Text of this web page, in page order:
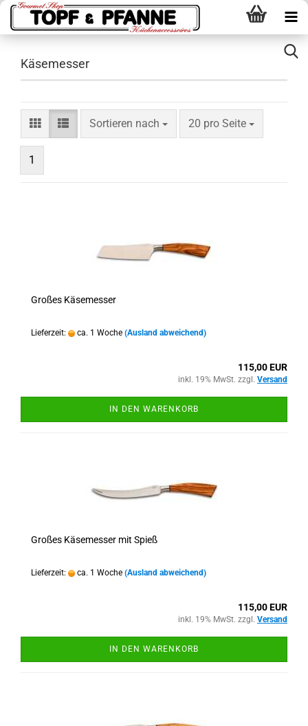
Käsemesser
Sortieren nach
Sortieren nach 20 pro Seite
pro Seite
1
Großes Käsemesser
Lieferzeit: ca. 1 Woche (Ausland abweichend)
115,00 EUR
inkl. 19% MwSt. zzgl. Versand
IN DEN WARENKORB
Großes Käsemesser mit Spieß
Lieferzeit: ca. 1 Woche (Ausland abweichend)
115,00 EUR
inkl. 19% MwSt. zzgl. Versand
IN DEN WARENKORB